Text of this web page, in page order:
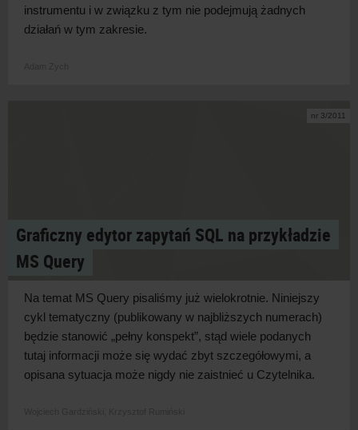
instrumentu i w związku z tym nie podejmują żadnych
działań w tym zakresie.
nr 3/2011
Graficzny edytor zapytań SQL na przykładzie
MS Query
Na temat MS Query pisaliśmy już wielokrotnie. Niniejszy
cykl tematyczny (publikowany w najbliższych numerach)
będzie stanowić „pełny konspekt”, stąd wiele podanych
tutaj informacji może się wydać zbyt szczegółowymi, a
opisana sytuacja może nigdy nie zaistnieć u Czytelnika.